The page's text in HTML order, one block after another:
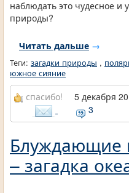
наблюдать это чудесное и
природы?
Читать дальше →
Теги: загадки природы ,
южное сияние
спасибо! 5 декабря
3
Блуждающие
– загадка